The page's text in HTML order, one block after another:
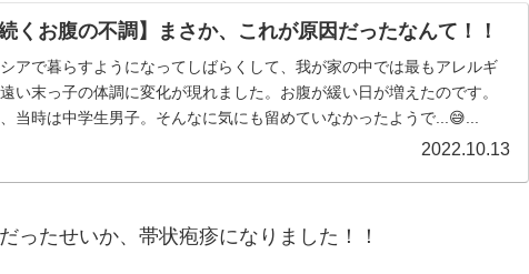
続くお腹の不調】まさか、これが原因だったなんて！！
アで暮らすようになってしばらくして、我が家の中では最もアレルギ
い末っ子の体調に変化が現れました。お腹が緩い日が増えたのです。
当時は中学生男子。そんなに気にも留めていなかったようで...😅...
2022.10.13
ったせいか、帯状疱疹になりました！！